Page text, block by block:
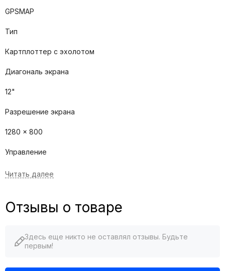
GPSMAP
Тип
Картплоттер с эхолотом
Диагональ экрана
12"
Разрешение экрана
1280 x 800
Управление
Сенсорное
Традиционное сканирование, Нижнее сканирование,
Модуль сонара
Отзывы о товаре
Здесь еще никто не оставлял отзывы. Будьте
первым!